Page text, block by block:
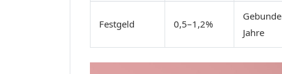
Festgeld 0,5–1,2%
Jahre